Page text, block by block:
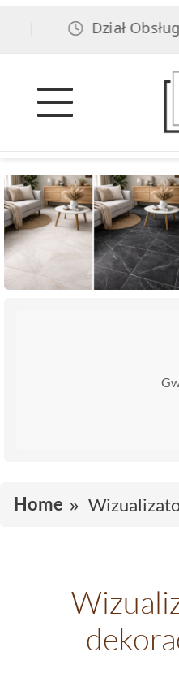
Dział Obsługi
Home